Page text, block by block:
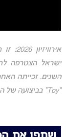
“Toy” בביצועה של הזמרת